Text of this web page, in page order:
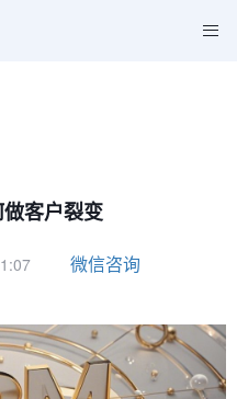
客户裂变
微信咨询